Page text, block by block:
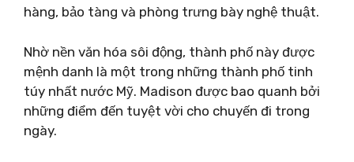
hàng, bảo tàng và phòng trưng bày nghệ thuật.
Nhờ nền văn hóa sôi động, thành phố này được
mệnh danh là một trong những thành phố tinh
túy nhất nước Mỹ. Madison được bao quanh bởi
những điểm đến tuyệt vời cho chuyến đi trong
ngày.